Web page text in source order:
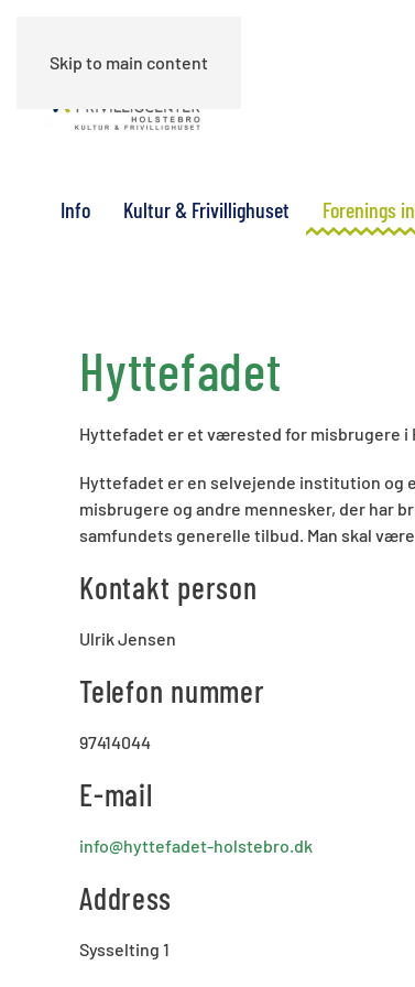
Skip to main content
Info Kultur & Frivillighuset Forenings
Hyttefadet
Hyttefadet er et værested for misbrugere i
Hyttefadet er en selvejende institution og
misbrugere og andre mennesker, der har
samfundets generelle tilbud. Man skal
Kontakt person
Ulrik Jensen
Telefon nummer
97414044
E-mail
info@hyttefadet-holstebro.dk
Address
Sysselting 1